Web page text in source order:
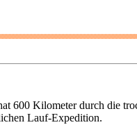
600 Kilometer durch die
Lauf-Expedition.